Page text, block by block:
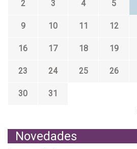
2 3 4 5
9 10 11 12
16 17 18 19
23 24 25 26
30
31
Novedades